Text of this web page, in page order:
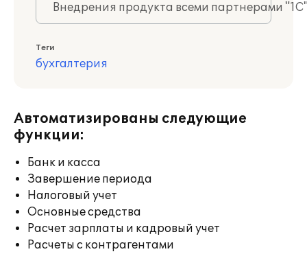
Внедрения продукта всеми партнерами
Теги
бухгалтерия
Автоматизированы следующие
функции:
Банк и касса
Завершение периода
Налоговый учет
Основные средства
Расчет зарплаты и кадровый учет
Расчеты с контрагентами